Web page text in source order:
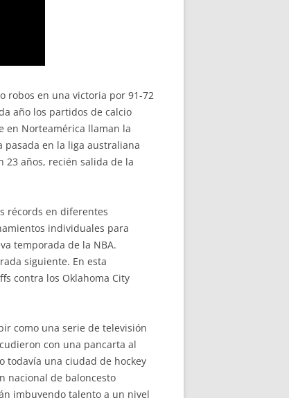
robos en una victoria por 91-72
año los partidos de calcio
en Norteamérica llaman la
en la liga australiana
23 años, recién salida de la
récords en diferentes
individuales para
temporada de la NBA.
siguiente. En esta
contra los Oklahoma City
como una serie de televisión
con una pancarta al
todavía una ciudad de hockey
nacional de baloncesto
imbuyendo talento a un nivel